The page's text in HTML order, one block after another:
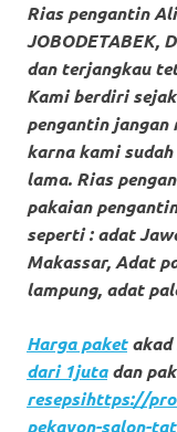
80%
Discount
replica
watches.
click
fake
watches.
the
facts
Rias pengantin
JOBODETABEK,
dan terjangkau
Kami berdiri
pengantin
karna kami
lama. Rias
pakaian
seperti : adat
Makassar, Adat
lampung, adat
Harga paketakad
dari 1jutadan
resepsihttps://
pekayon-salon-